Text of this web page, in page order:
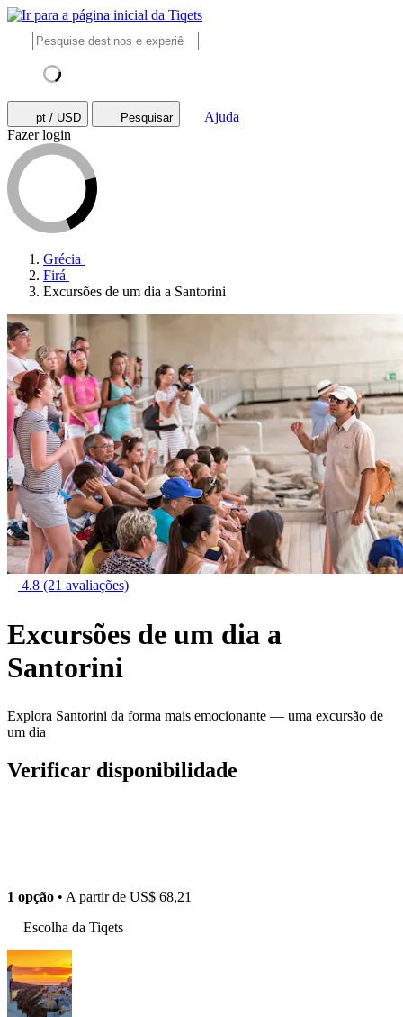
pt / USD Pesquisar
Ajuda
Fazer login
Grécia
Firá
Excursões de um dia a Santorini
4.8 (21 avaliações)
Excursões de um dia a
Santorini
Explora Santorini da forma mais emocionante — uma excursão de
um dia
Verificar disponibilidade
1 opção • A partir de US$ 68,21
Escolha da Tiqets